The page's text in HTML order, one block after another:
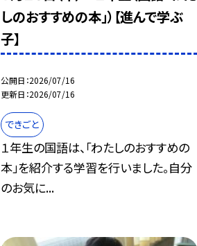
しのおすすめの本」）【進んで学ぶ
子】
公開日 2026/07/16
更新日 2026/07/16
できごと
１年生の国語は、「わたしのおすすめの
本」を紹介する学習を行いました。自分
のお気に...